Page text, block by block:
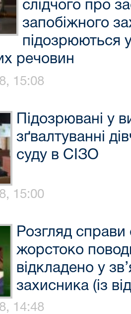
слідчого про
запобіжного
підозрюються
речовин
15:08
Підозрювані у
зґвалтуванні
суду в СІЗО
15:00
Розгляд
жорстоко
відкладено у
захисника (із
14:48